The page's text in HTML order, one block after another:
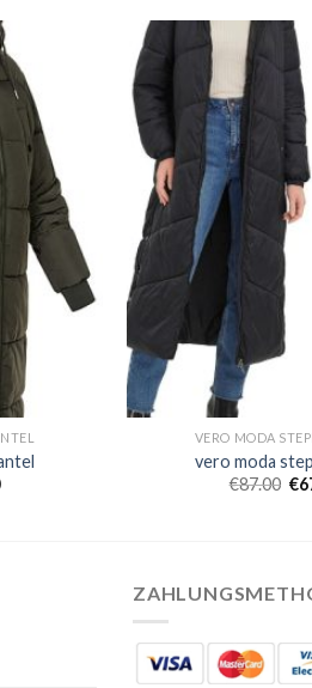
VERO MODA
vero moda
€87.00 €